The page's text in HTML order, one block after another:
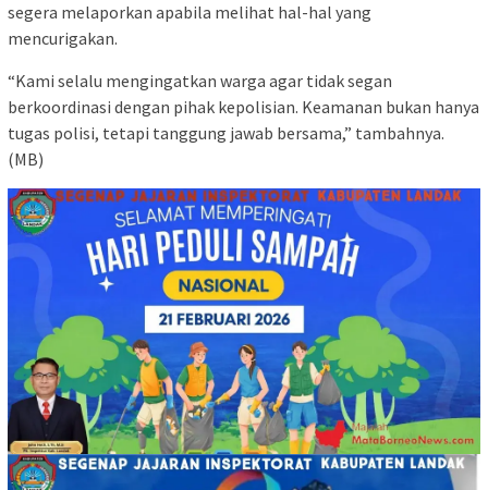
segera melaporkan apabila melihat hal-hal yang
mencurigakan.
“Kami selalu mengingatkan warga agar tidak segan
berkoordinasi dengan pihak kepolisian. Keamanan bukan hanya
tugas polisi, tetapi tanggung jawab bersama,” tambahnya.
(MB)